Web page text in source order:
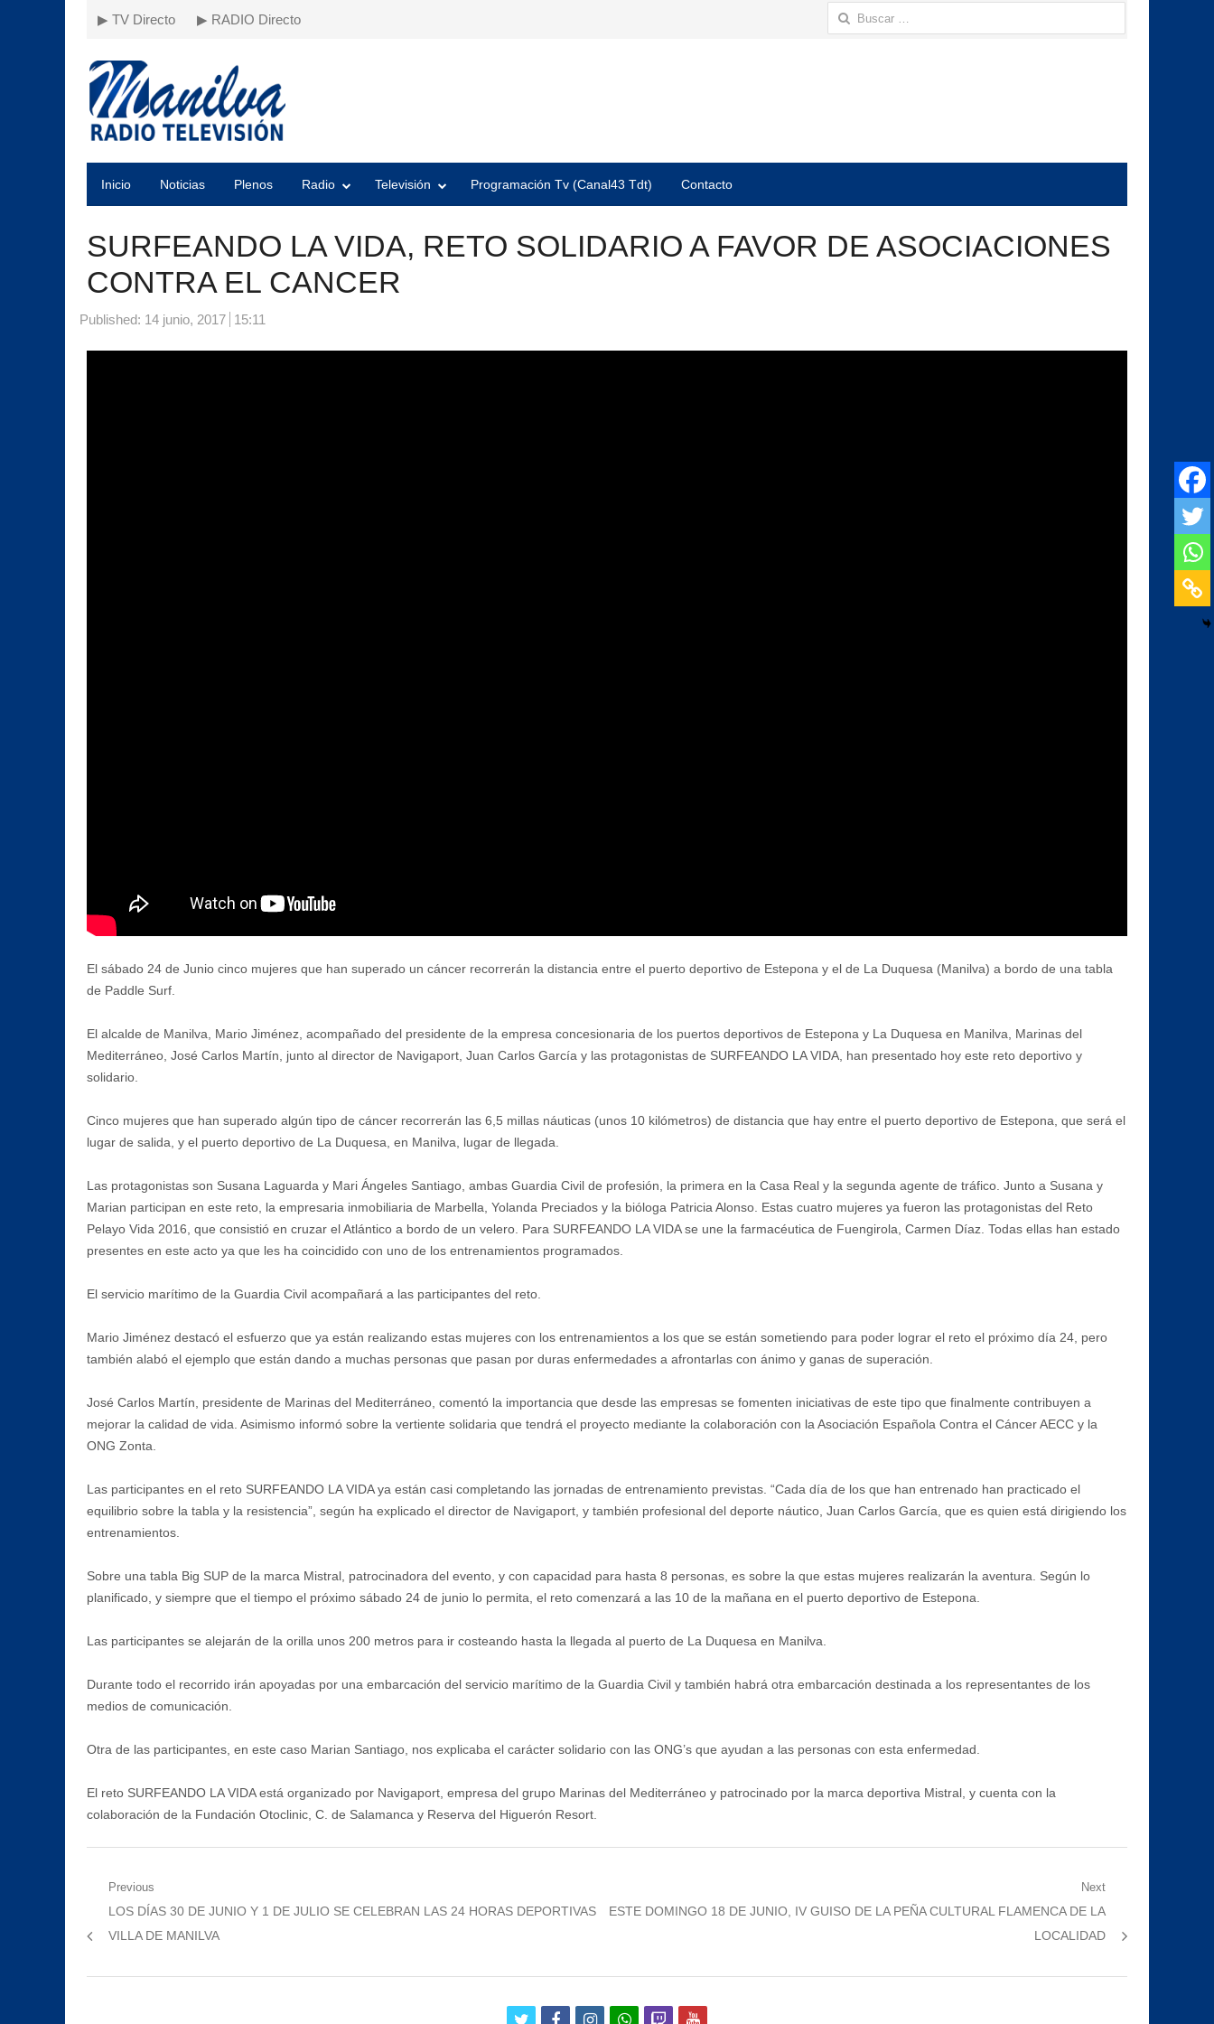
▶ TV Directo ▶ RADIO Directo Buscar:
Inicio Noticias Plenos Radio Televisión Programación Tv (Canal43 Tdt) Contacto
SURFEANDO LA VIDA, RETO SOLIDARIO A FAVOR DE ASOCIACIONES
CONTRA EL CANCER
Published: 14 junio, 2017 15:11
El sábado 24 de Junio cinco mujeres que han superado un cáncer recorrerán la distancia entre el puerto deportivo de Estepona y el de La Duquesa (Manilva) a bordo de una tabla
de Paddle Surf.
El alcalde de Manilva, Mario Jiménez, acompañado del presidente de la empresa concesionaria de los puertos deportivos de Estepona y La Duquesa en Manilva, Marinas del
Mediterráneo, José Carlos Martín, junto al director de Navigaport, Juan Carlos García y las protagonistas de SURFEANDO LA VIDA, han presentado hoy este reto deportivo y
solidario.
Cinco mujeres que han superado algún tipo de cáncer recorrerán las 6,5 millas náuticas (unos 10 kilómetros) de distancia que hay entre el puerto deportivo de Estepona, que será el
lugar de salida, y el puerto deportivo de La Duquesa, en Manilva, lugar de llegada.
Las protagonistas son Susana Laguarda y Mari Ángeles Santiago, ambas Guardia Civil de profesión, la primera en la Casa Real y la segunda agente de tráfico. Junto a Susana y
Marian participan en este reto, la empresaria inmobiliaria de Marbella, Yolanda Preciados y la bióloga Patricia Alonso. Estas cuatro mujeres ya fueron las protagonistas del Reto
Pelayo Vida 2016, que consistió en cruzar el Atlántico a bordo de un velero. Para SURFEANDO LA VIDA se une la farmacéutica de Fuengirola, Carmen Díaz. Todas ellas han estado
presentes en este acto ya que les ha coincidido con uno de los entrenamientos programados.
El servicio marítimo de la Guardia Civil acompañará a las participantes del reto.
Mario Jiménez destacó el esfuerzo que ya están realizando estas mujeres con los entrenamientos a los que se están sometiendo para poder lograr el reto el próximo día 24, pero
también alabó el ejemplo que están dando a muchas personas que pasan por duras enfermedades a afrontarlas con ánimo y ganas de superación.
José Carlos Martín, presidente de Marinas del Mediterráneo, comentó la importancia que desde las empresas se fomenten iniciativas de este tipo que finalmente contribuyen a
mejorar la calidad de vida. Asimismo informó sobre la vertiente solidaria que tendrá el proyecto mediante la colaboración con la Asociación Española Contra el Cáncer AECC y la
ONG Zonta.
Las participantes en el reto SURFEANDO LA VIDA ya están casi completando las jornadas de entrenamiento previstas. “Cada día de los que han entrenado han practicado el
equilibrio sobre la tabla y la resistencia”, según ha explicado el director de Navigaport, y también profesional del deporte náutico, Juan Carlos García, que es quien está dirigiendo los
entrenamientos.
Sobre una tabla Big SUP de la marca Mistral, patrocinadora del evento, y con capacidad para hasta 8 personas, es sobre la que estas mujeres realizarán la aventura. Según lo
planificado, y siempre que el tiempo el próximo sábado 24 de junio lo permita, el reto comenzará a las 10 de la mañana en el puerto deportivo de Estepona.
Las participantes se alejarán de la orilla unos 200 metros para ir costeando hasta la llegada al puerto de La Duquesa en Manilva.
Durante todo el recorrido irán apoyadas por una embarcación del servicio marítimo de la Guardia Civil y también habrá otra embarcación destinada a los representantes de los
medios de comunicación.
Otra de las participantes, en este caso Marian Santiago, nos explicaba el carácter solidario con las ONG’s que ayudan a las personas con esta enfermedad.
El reto SURFEANDO LA VIDA está organizado por Navigaport, empresa del grupo Marinas del Mediterráneo y patrocinado por la marca deportiva Mistral, y cuenta con la
colaboración de la Fundación Otoclinic, C. de Salamanca y Reserva del Higuerón Resort.
Navegación
Previous
Previous
post:
LOS DÍAS 30 DE JUNIO Y 1 DE JULIO SE CELEBRAN LAS 24 HORAS DEPORTIVAS
VILLA DE MANILVA
Next
Next
ESTE DOMINGO 18 DE JUNIO, IV GUISO DE LA PEÑA CULTURAL FLAMENCA DE LA
LOCALIDAD
twitterfacebookinstagramwhatsapp
twitchyoutube